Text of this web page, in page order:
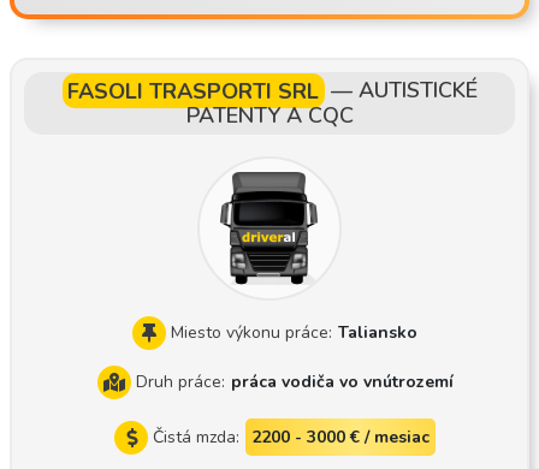
delok a druhý končí v piatok, takže 45. deň odpočinku strávi
hody Za 1–2 mesiace sa dá spoznať 70–80 % prepravných t
rás Parkovanie v okolí Budapešti alebo v Balotaszállás Tra
ecko, Benelux, Francúzsko, Taliansko, Španielsko, Portugal
sko, Anglicko, Írsko, Škótsko atď. Najazdené kilometre: 12 0
chádzačov, aby si pred podaním prihlášky prezreli príslušnú
súpravu na webovej stránke, pretože spoilery na ťahači a s
krine na zadné rezervné kolesá na návesu sú mimoriadne ní
zke. Táto súprava je veľmi citlivá, takže ak to nedokážete zo
hľadniť, prosím, ani sa neprihlasujte! Čo potrebujeme, aby s
FASOLI TRASPORTI SRL— AUTISTICKÉ
PATENTY A CQC
Miesto výkonu práce: Taliansko
Druh práce: práca vodiča vo vnútrozemí
Čistá mzda: 2200 - 3000 € / mesiac